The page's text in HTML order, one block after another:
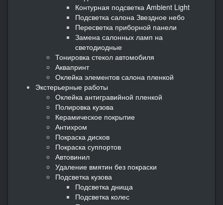
Контурная подсветка Ambient Light
Подсветка салона Звездное небо
Пересветка приборной панели
Замена салонных ламп на
светодиодные
Тонировка стекол автомобиля
Аквапринт
Оклейка элементов салона пленкой
Экстерьерные работы
Оклейка антигравийной пленкой
Полировка кузова
Керамическое покрытие
Антихром
Покраска дисков
Покраска суппортов
Автовинил
Удаление вмятин без покраски
Подсветка кузова
Подсветка днища
Подсветка колес